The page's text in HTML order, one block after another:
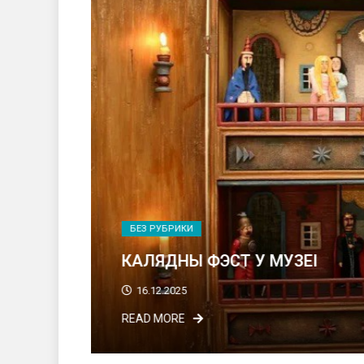
БЕЗ РУБРИКИ
КАЛЯДНЫ ФЭСТ У МУЗЕІ
16.12.2025
READ MORE